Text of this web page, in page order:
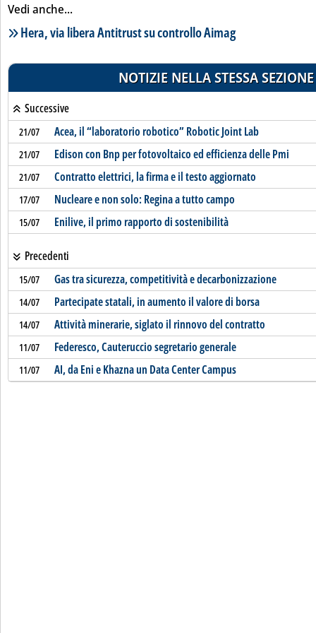
Vedi anche...
Lista notizie correlate
Hera, via libera Antitrust su controllo Aimag
NOTIZIE NELLA STESSA SEZIONE
Successive
21/07 Acea, il “laboratorio robotico” Robotic Joint Lab
21/07 Edison con Bnp per fotovoltaico ed efficienza delle Pmi
21/07 Contratto elettrici, la firma e il testo aggiornato
17/07 Nucleare e non solo: Regina a tutto campo
15/07 Enilive, il primo rapporto di sostenibilità
Precedenti
15/07 Gas tra sicurezza, competitività e decarbonizzazione
14/07 Partecipate statali, in aumento il valore di borsa
14/07 Attività minerarie, siglato il rinnovo del contratto
11/07 Federesco, Cauteruccio segretario generale
11/07 AI, da Eni e Khazna un Data Center Campus